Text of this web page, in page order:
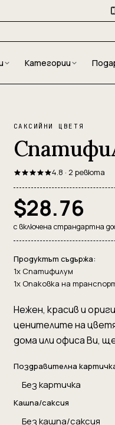
Категории
САКСИЙНИ ЦВЕТЯ
4.8 · 2 ревюта
$28.76
с включена страндартна
Продуктът съдържа:
1x Спатифилум
1x Опаковка на
Нежен, красив и
ценителите на
дома или офиса Ви,
Поздравителна
Кашпа/саксия